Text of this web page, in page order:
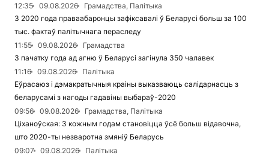
12:35
09.08.2026
Грамадства, Палітыка
З 2020 года праваабаронцы зафіксавалі ў Беларусі больш за 100
тыс. фактаў палітычнага пераследу
11:55
09.08.2026
Грамадства
З пачатку года ад агню ў Беларусі загінула 350 чалавек
11:16
09.08.2026
Палітыка
Еўрасаюз і дэмакратычныя краіны выказваюць салідарнасць з
беларусамі з нагоды гадавіны выбараў-2020
09:56
09.08.2026
Грамадства, Палітыка
Ціханоўская: З кожным годам становіцца ўсё больш відавочна,
што 2020-ты незваротна змяніў Беларусь
09:07
09.08.2026
Палітыка